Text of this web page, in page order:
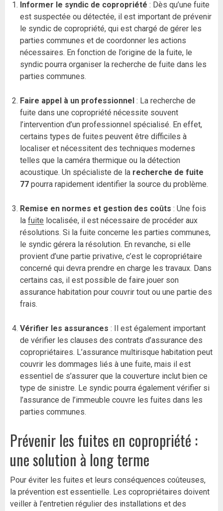
Informer le syndic de copropriété : Dès qu’une fuite
est suspectée ou détectée, il est important de prévenir
le syndic de copropriété, qui est chargé de gérer les
parties communes et de coordonner les actions
nécessaires. En fonction de l’origine de la fuite, le
syndic pourra organiser la recherche de fuite dans les
parties communes.
Faire appel à un professionnel : La recherche de
fuite dans une copropriété nécessite souvent
l’intervention d’un professionnel spécialisé. En effet,
certains types de fuites peuvent être difficiles à
localiser et nécessitent des techniques modernes
telles que la caméra thermique ou la détection
acoustique. Un spécialiste de la recherche de fuite
77 pourra rapidement identifier la source du problème.
Remise en normes et gestion des coûts : Une fois
la fuite localisée, il est nécessaire de procéder aux
résolutions. Si la fuite concerne les parties communes,
le syndic gérera la résolution. En revanche, si elle
provient d’une partie privative, c’est le copropriétaire
concerné qui devra prendre en charge les travaux. Dans
certains cas, il est possible de faire jouer son
assurance habitation pour couvrir tout ou une partie des
frais.
Vérifier les assurances : Il est également important
de vérifier les clauses des contrats d’assurance des
copropriétaires. L’assurance multirisque habitation peut
couvrir les dommages liés à une fuite, mais il est
essentiel de s’assurer que la couverture inclut bien ce
type de sinistre. Le syndic pourra également vérifier si
l’assurance de l’immeuble couvre les fuites dans les
parties communes.
Prévenir les fuites en copropriété :
une solution à long terme
Pour éviter les fuites et leurs conséquences coûteuses,
la prévention est essentielle. Les copropriétaires doivent
veiller à l’entretien régulier des installations et des